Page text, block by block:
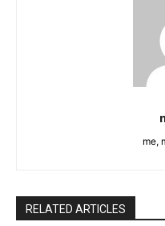
me,
RELATED ARTICLES